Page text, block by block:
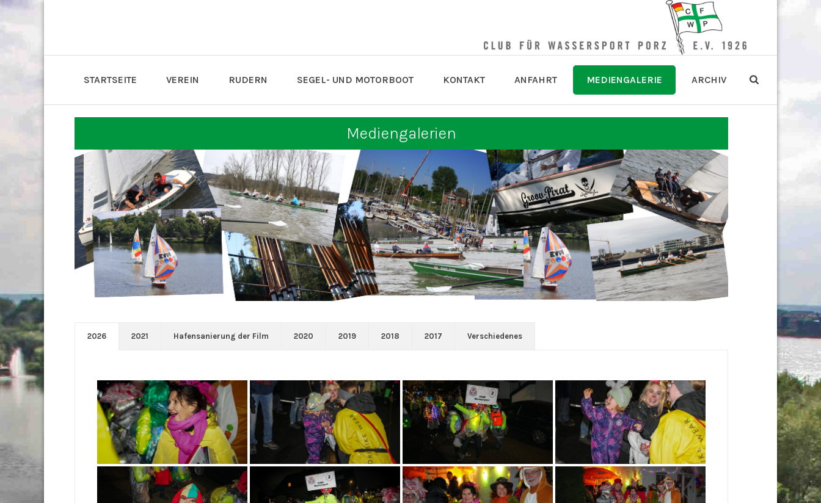
STARTSEITE VEREIN RUDERN SEGEL- UND MOTORBOOT KONTAKT ANFAHRT MEDIENGALERIE ARCHIV
Mediengalerien
2026 2021 Hafensanierung der Film 2020 2019 2018 2017 Verschiedenes